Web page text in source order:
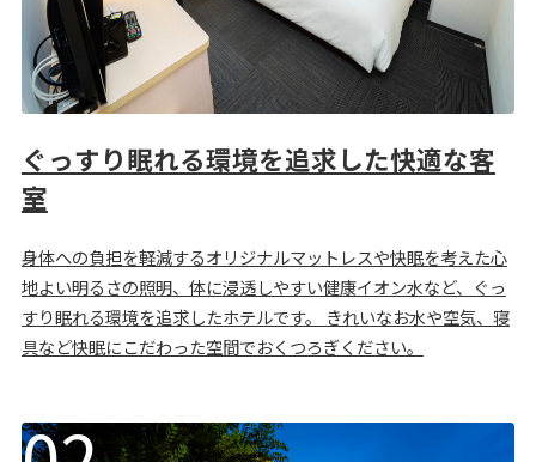
ぐっすり眠れる環境を追求した快適な客
室
身体への負担を軽減するオリジナルマットレスや快眠を考えた心
地よい明るさの照明、体に浸透しやすい健康イオン水など、ぐっ
すり眠れる環境を追求したホテルです。 きれいなお水や空気、寝
具など快眠にこだわった空間でおくつろぎください。